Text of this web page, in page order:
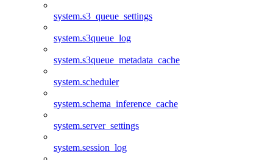
system.s3_queue_settings
system.s3queue_log
system.s3queue_metadata_cache
system.scheduler
system.schema_inference_cache
system.server_settings
system.session_log